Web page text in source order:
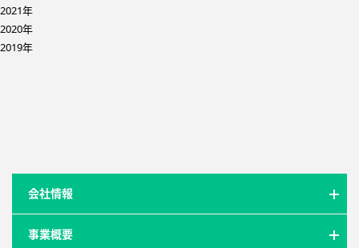
2021年
2020年
2019年
会社情報
事業概要